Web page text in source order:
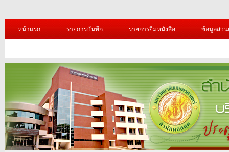
หน้าแรก รายการบันทึก รายการยืมหนังสือ ข้อมูลส่ว